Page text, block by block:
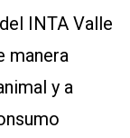
INTA Valle
manera
y a